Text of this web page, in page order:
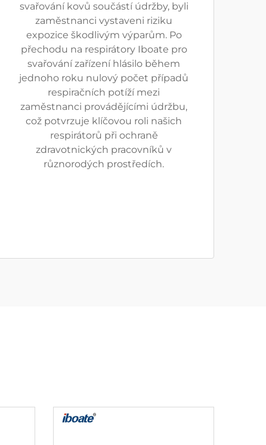
svařování kovů součástí údržby, byli
zaměstnanci vystaveni riziku
expozice škodlivým výparům. Po
přechodu na respirátory Iboate pro
svařování zařízení hlásilo během
jednoho roku nulový počet případů
respiračních potíží mezi
zaměstnanci provádějícími údržbu,
což potvrzuje klíčovou roli našich
respirátorů při ochraně
zdravotnických pracovníků v
různorodých prostředích.